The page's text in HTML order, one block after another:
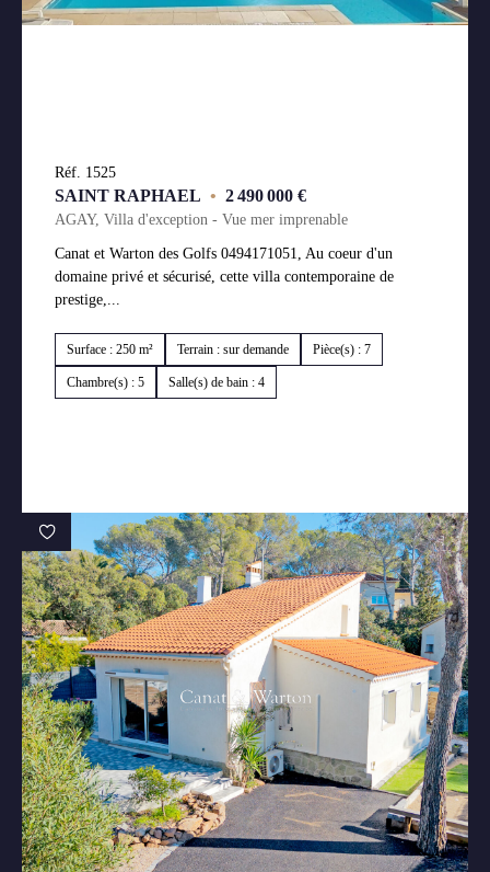
Réf. 1525
SAINT RAPHAEL • 2 490 000 €
AGAY, Villa d'exception - Vue mer imprenable
Canat et Warton des Golfs 0494171051, Au coeur d'un
domaine privé et sécurisé, cette villa contemporaine de
prestige,...
Surface : 250 m² Terrain : sur demande Pièce(s) : 7
Chambre(s) : 5 Salle(s) de bain : 4